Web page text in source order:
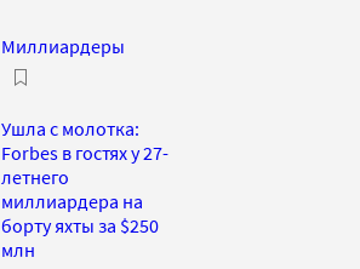
Миллиардеры
Ушла с молотка:
Forbes в гостях у 27-
летнего
миллиардера на
борту яхты за $250
млн